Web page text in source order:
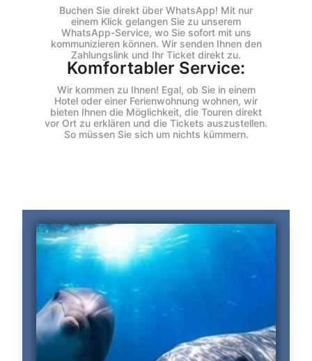
Buchen Sie direkt über WhatsApp! Mit nur
einem Klick gelangen Sie zu unserem
WhatsApp-Service, wo Sie sofort mit uns
kommunizieren können. Wir senden Ihnen den
Zahlungslink und Ihr Ticket direkt zu.
Komfortabler Service:
Wir kommen zu Ihnen! Egal, ob Sie in einem
Hotel oder einer Ferienwohnung wohnen, wir
bieten Ihnen die Möglichkeit, die Touren direkt
vor Ort zu erklären und die Tickets auszustellen.
So müssen Sie sich um nichts kümmern.